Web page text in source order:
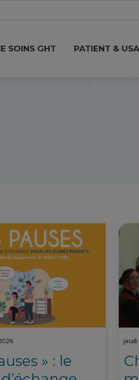
SOINS GHT PATIENT &
» : le
jeudi